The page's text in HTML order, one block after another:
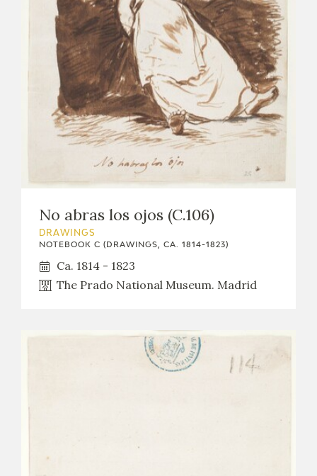
No abras los ojos (C.106)
DRAWINGS
NOTEBOOK C (DRAWINGS, CA. 1814-1823)
Ca. 1814 - 1823
The Prado National Museum. Madrid